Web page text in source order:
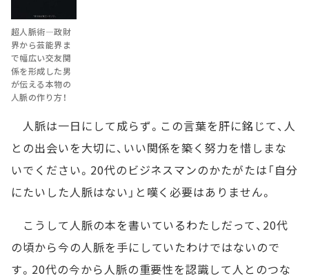
超人脈術―政財
界から芸能界ま
で幅広い交友関
係を形成した男
が伝える本物の
人脈の作り方！
人脈は一日にして成らず。この言葉を肝に銘じて、人
との出会いを大切に、いい関係を築く努力を惜しまな
いでください。20代のビジネスマンのかたがたは「自分
にたいした人脈はない」と嘆く必要はありません。
こうして人脈の本を書いているわたしだって、20代
の頃から今の人脈を手にしていたわけではないので
す。20代の今から人脈の重要性を認識して人とのつな